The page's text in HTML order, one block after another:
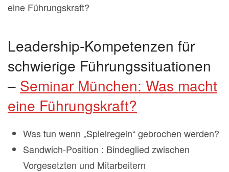
eine Führungskraft?
Leadership-Kompetenzen für
schwierige Führungssituationen
– Seminar München: Was macht
eine Führungskraft?
Was tun wenn „Spielregeln“ gebrochen werden?
Sandwich-Position : Bindeglied zwischen
Vorgesetzten und Mitarbeitern